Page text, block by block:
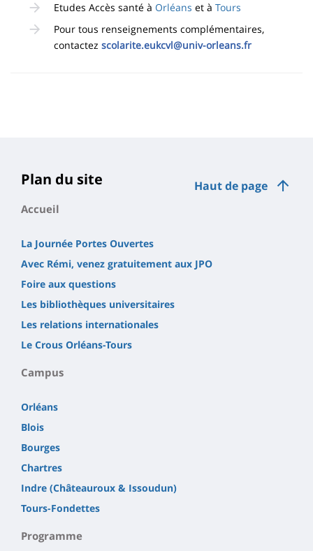
Etudes Accès santé à Orléans et à Tours
Pour tous renseignements complémentaires,
contactez scolarite.eukcvl@univ-orleans.fr
Haut de page
Plan du site
Accueil
La Journée Portes Ouvertes
Avec Rémi, venez gratuitement aux JPO
Foire aux questions
Les bibliothèques universitaires
Les relations internationales
Le Crous Orléans-Tours
Campus
Orléans
Blois
Bourges
Chartres
Indre (Châteauroux & Issoudun)
Tours-Fondettes
Programme